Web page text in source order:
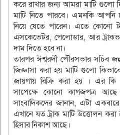
করে রাখার জন্য আমরা মাটি গুলো
মাটি নিতে পারবে। এমনকি আপনি
নিয়ে যেতে পারেন। এতে কোনো
এসকেভেটর, পেলোডার, আর
দাম দিতে হবে না।
তারপর ঈশ্বরদী পৌরসভার সচিব
জিজ্ঞাসা করা হয় মাটি গুলো
জায়গায় বিক্রি করা হয় । এর
সাপেক্ষে কোনো কাগজপত্র আছে
সাংবাদিকদের জানান, এটা
এখানে যত ট্রাক মাটি উত্তোলন
হিসাব নিকাশ আছে।